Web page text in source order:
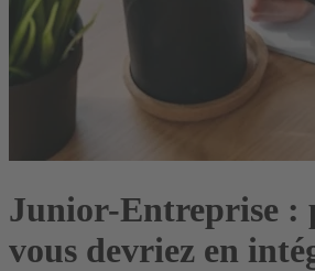
Junior-Entreprise :
vous devriez en